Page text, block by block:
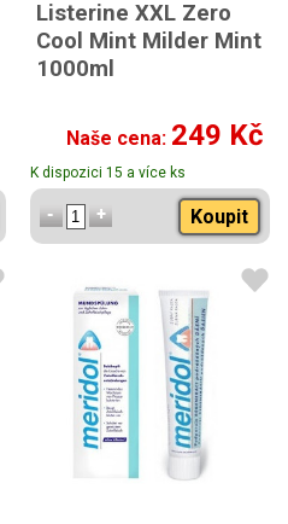
Listerine XXL Zero
Cool Mint Milder Mint
1000ml
Naše cena: 249 Kč
K dispozici 15 a více ks
Koupit